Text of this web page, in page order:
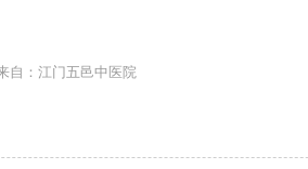
自：江门五邑中医院